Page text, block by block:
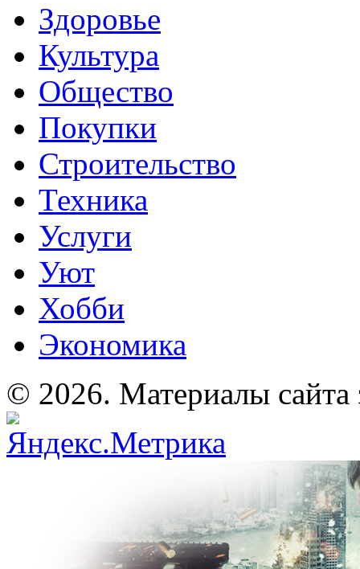
Здоровье
Культура
Общество
Покупки
Строительство
Техника
Услуги
Уют
Хобби
Экономика
© 2026. Материалы